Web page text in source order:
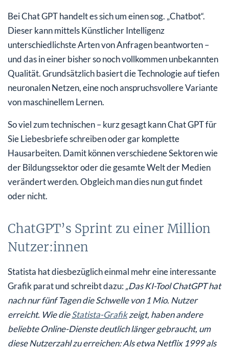
Bei Chat GPT handelt es sich um einen sog. „Chatbot“.
Dieser kann mittels Künstlicher Intelligenz
unterschiedlichste Arten von Anfragen beantworten –
und das in einer bisher so noch vollkommen unbekannten
Qualität. Grundsätzlich basiert die Technologie auf tiefen
neuronalen Netzen, eine noch anspruchsvollere Variante
von maschinellem Lernen.
So viel zum technischen – kurz gesagt kann Chat GPT für
Sie Liebesbriefe schreiben oder gar komplette
Hausarbeiten. Damit können verschiedene Sektoren wie
der Bildungssektor oder die gesamte Welt der Medien
verändert werden. Obgleich man dies nun gut findet
oder nicht.
ChatGPT’s Sprint zu einer Million
Nutzer:innen
Statista hat diesbezüglich einmal mehr eine interessante
Grafik parat und schreibt dazu: „Das KI-Tool ChatGPT hat
nach nur fünf Tagen die Schwelle von 1 Mio. Nutzer
erreicht. Wie dieStatista-Grafikzeigt, haben andere
beliebte Online-Dienste deutlich länger gebraucht, um
diese Nutzerzahl zu erreichen: Als etwa Netflix 1999 als